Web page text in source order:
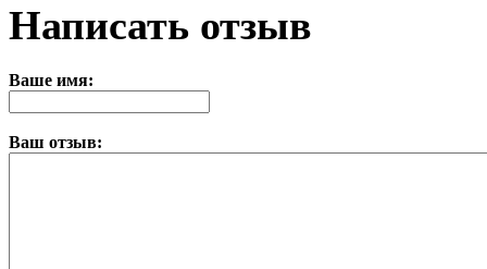
Написать отзыв
Ваше имя:
Ваш отзыв: